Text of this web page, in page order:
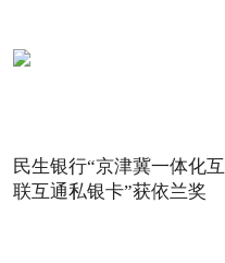
民生银行“京津冀一体化互
联互通私银卡”获依兰奖